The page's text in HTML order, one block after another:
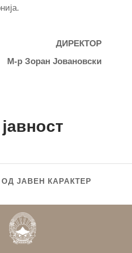
ДИРЕКТОР
М-р Зоран Јовановски
ЈАВЕН КАРАКТЕР